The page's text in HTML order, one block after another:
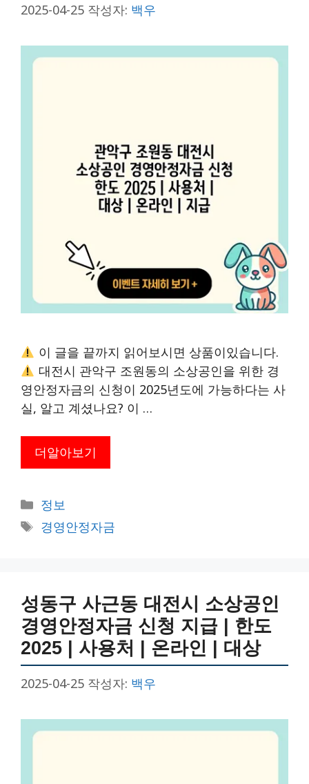
2025-04-25 작성자: 백우
이 글을 끝까지 읽어보시면 상품이있습니다.
대전시 관악구 조원동의 소상공인을 위한 경
영안정자금의 신청이 2025년도에 가능하다는 사
실, 알고 계셨나요? 이 …
더알아보기
카
테
고
정보
태
경영안정자금
성동구 사근동 대전시 소상공인
경영안정자금 신청 지급 | 한도
2025 | 사용처 | 온라인 | 대상
2025-04-25 작성자: 백우